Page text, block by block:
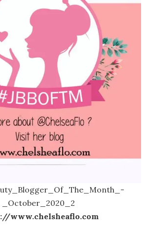
_October_2020_2
www.chelsheaflo.com